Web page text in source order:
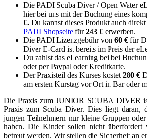
Die PADI Scuba Diver / Open Water
hier bei uns mit der Buchung eines
€. Du kannst dieses Produkt auch
PADI Shopseite für243 € erwerben.
Die PADI Lizenzgebühr von 60 € für
Diver E-Card ist bereits im Preis der
Du zahlst das eLearning bei bei
oder per Paypal oder Kreditkarte.
Der Praxisteil des Kurses kostet 280 €
am ersten Kurstag vor Ort in Bar oder
Die Praxis zum JUNIOR SCUBA DIVER
Praxis zum Scuba Diver. Dies liegt daran,
jungen Teilnehmern nur kleine Gruppen
haben. Die Kinder sollen nicht überfordert
betreut werden. Wir stellen die Sicherheit an